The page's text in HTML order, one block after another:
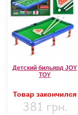
Детский бильярд JOY
TOY
Товар закончился
381 грн.